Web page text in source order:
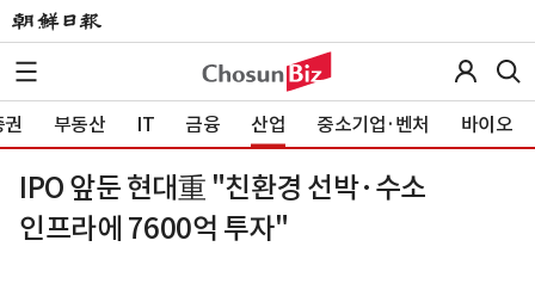
부동산 IT 금융 산업 중소기업·벤처 바이오
IPO 앞둔 현대重 "친환경 선박·수소
인프라에 7600억 투자"